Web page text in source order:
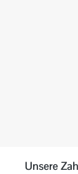
Unsere